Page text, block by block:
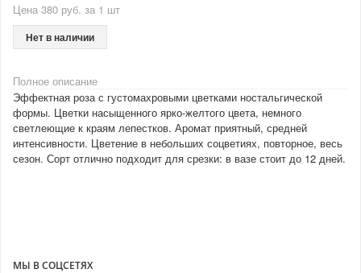
Цена 380 руб. за 1 шт
Нет в наличии
Полное описание
Эффектная роза с густомахровыми цветками ностальгической
формы. Цветки насыщенного ярко-желтого цвета, немного
светлеющие к краям лепестков. Аромат приятный, средней
интенсивности. Цветение в небольших соцветиях, повторное, весь
сезон. Сорт отлично подходит для срезки: в вазе стоит до 12 дней.
МЫ В СОЦСЕТЯХ